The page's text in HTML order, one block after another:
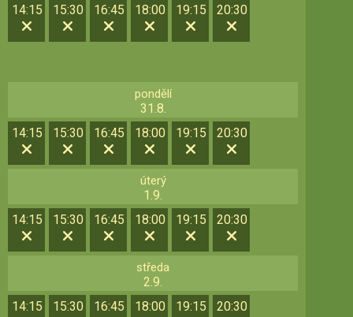
14:15
15:30 16:45 18:00 19:15 20:30
pondělí
31.8.
14:15
15:30 16:45 18:00 19:15 20:30
úterý
1.9.
14:15
15:30 16:45 18:00 19:15 20:30
středa
2.9.
14:15
15:30 16:45 18:00 19:15 20:30